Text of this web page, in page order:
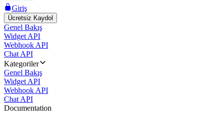
Giriş
Ücretsiz Kaydol
Genel Bakış
Widget API
Webhook API
Chat API
Kategoriler
Genel Bakış
Widget API
Webhook API
Chat API
Documentation